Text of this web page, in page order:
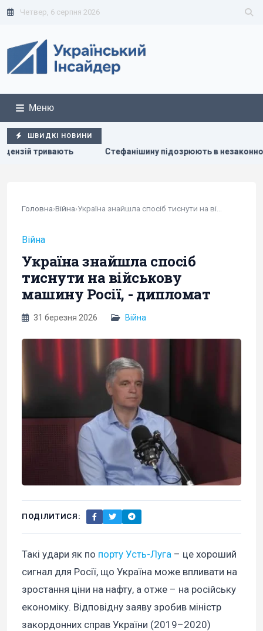
Четвер, 6 серпня 2026
Меню
ШВИДКІ НОВИНИ
підозрюють в незаконному збагаченні на 13,9 млн грн: в
Головна›Війна›
Війна
Україна знайшла спосіб
тиснути на військову
машину Росії, - дипломат
31 березня 2026 Війна
ПОДІЛИТИСЯ:
Такі удари як по порту Усть-Луга – це хороший
сигнал для Росії, що Україна може впливати на
зростання ціни на нафту, а отже – на російську
економіку. Відповідну заяву зробив міністр
закордонних справ України (2019–2020)